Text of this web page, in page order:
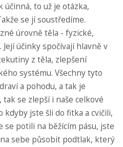
to už je otázka,
se jí soustředíme.
úrovně těla - fyzické,
účinky spočívají hlavně v
z těla, zlepšení
systému. Všechny tyto
a pohodu, a tak je
se zlepší i naše celkové
kdyby jste šli do fitka a cvičili,
se potili na běžícím pásu, jste
sebe působit podtlak, který